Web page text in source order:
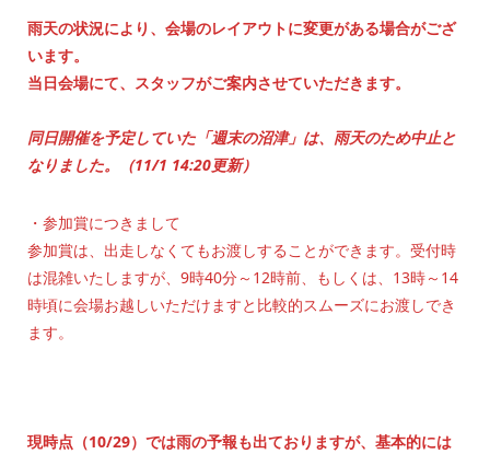
雨天の状況により、会場のレイアウトに変更がある場合がござ
います。
当日会場にて、スタッフがご案内させていただきます。
同日開催を予定していた「週末の沼津」は、雨天のため中止と
なりました。
（11/1 14:20更新）
・参加賞につきまして
参加賞は、出走しなくてもお渡しすることができます。受付時
は混雑いたしますが、9時40分～12時前、もしくは、13時～14
時頃に会場お越しいただけますと比較的スムーズにお渡しでき
ます。
現時点（10/29）では雨の予報も出ておりますが、基本的には